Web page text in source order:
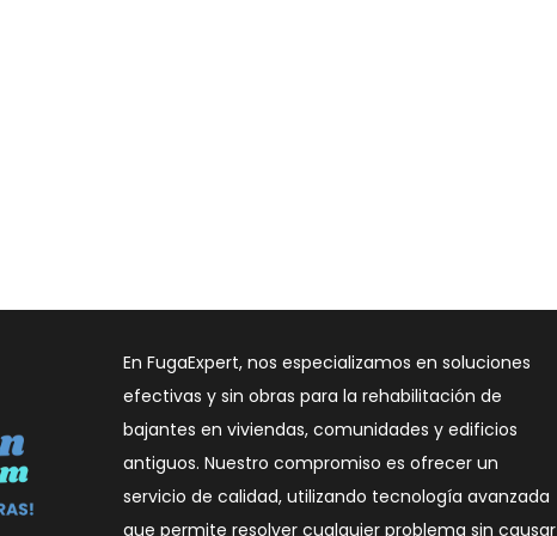
En FugaExpert, nos especializamos en soluciones
efectivas y sin obras para la rehabilitación de
bajantes en viviendas, comunidades y edificios
antiguos. Nuestro compromiso es ofrecer un
servicio de calidad, utilizando tecnología avanzada
que permite resolver cualquier problema sin causar